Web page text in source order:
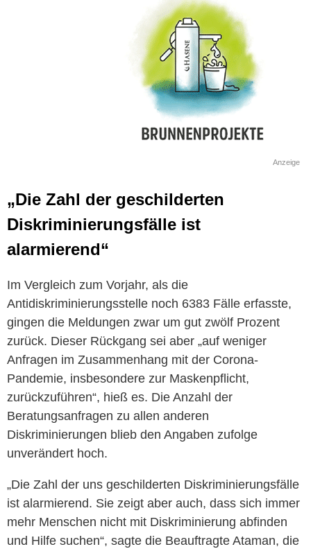
Anzeige
„Die Zahl der geschilderten
Diskriminierungsfälle ist
alarmierend“
Im Vergleich zum Vorjahr, als die
Antidiskriminierungsstelle noch 6383 Fälle erfasste,
gingen die Meldungen zwar um gut zwölf Prozent
zurück. Dieser Rückgang sei aber „auf weniger
Anfragen im Zusammenhang mit der Corona-
Pandemie, insbesondere zur Maskenpflicht,
zurückzuführen“, hieß es. Die Anzahl der
Beratungsanfragen zu allen anderen
Diskriminierungen blieb den Angaben zufolge
unverändert hoch.
„Die Zahl der uns geschilderten Diskriminierungsfälle
ist alarmierend. Sie zeigt aber auch, dass sich immer
mehr Menschen nicht mit Diskriminierung abfinden
und Hilfe suchen“, sagte die Beauftragte Ataman, die